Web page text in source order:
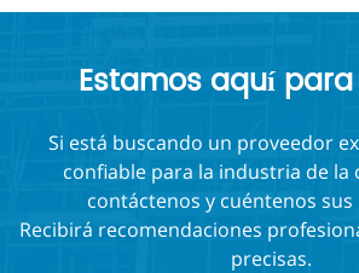
Estamos aquí
Si está buscando un proveedor
confiable para la industria de la
contáctenos y cuéntenos
Recibirá recomendaciones
precisas.